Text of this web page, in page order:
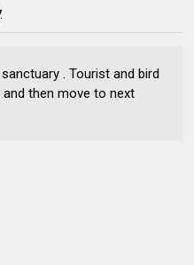
. Tourist and bird
then move to next